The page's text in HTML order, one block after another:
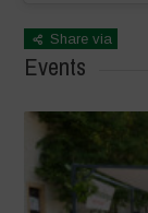
Share via
Events